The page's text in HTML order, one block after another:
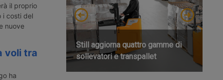
il proprio
i costi del
nuove
voli tra
ha
Still aggiorna quattro gamme di
sollevatori e transpallet